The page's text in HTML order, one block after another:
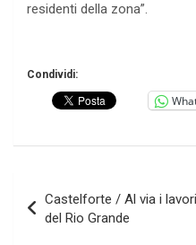
residenti della zona”.
Condividi:
articoli
Castelforte / Al via i
del Rio Grande